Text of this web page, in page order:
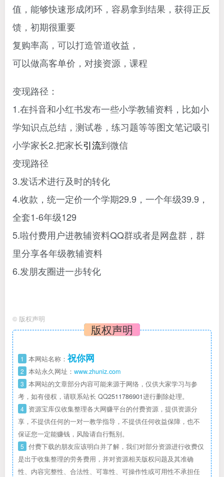
值，能够快速形成闭环，容易拿到结果，获得正反
馈，初期很重要
复购率高，可以打造管道收益，
可以做高客单价，对接资源，课程
变现路径：
1.在抖音和小红书发布一些小学教辅资料，比如小
学知识点总结，测试卷，练习题等等图文笔记吸引
小学家长2.把家长引流到微信
变现路径
3.发话术进行及时的转化
4.收款，统一定价一个学期29.9，一个年级39.9，
全套1-6年级129
5.啦付费用户进教辅资料QQ群或者是网盘群，群
里分享各年级教辅资料
6.发朋友圈进一步转化
© 版权声明
版权声明
1 本网站名称： 祝你网
2 本站永久网址： www.zhuniz.com
3 本网站的文章部分内容可能来源于网络，仅供大家学习与参
考，如有侵权，请联系站长 QQ2511786901进行删除处理。
4 资源宝库仅收集整理各大网赚平台的付费资源，提供资源分
享，不提供任何的一对一教学指导，不提供任何收益保障，也不
保证您一定能赚钱，风险请自行甄别。
5 付费下载的朋友应该明白并了解，我们对部分资源进行收费仅
是出于收集整理的劳务费用，并对资源相关版权问题及其准确
性、内容完整性、合法性、可靠性、可操作性或可用性不承担任